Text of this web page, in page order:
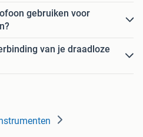
gebruiken voor
van je draadloze